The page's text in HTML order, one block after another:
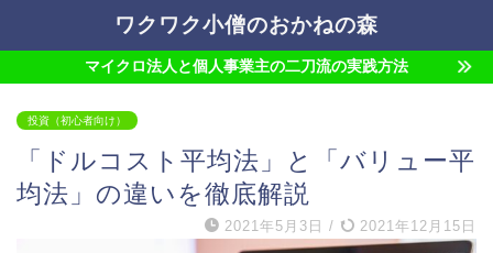
ワクワク小僧のおかねの森
マイクロ法人と個人事業主の二刀流の実践方法
投資（初心者向け）
「ドルコスト平均法」と「バリュー平
均法」の違いを徹底解説
2021年5月3日 / 2021年12月15日